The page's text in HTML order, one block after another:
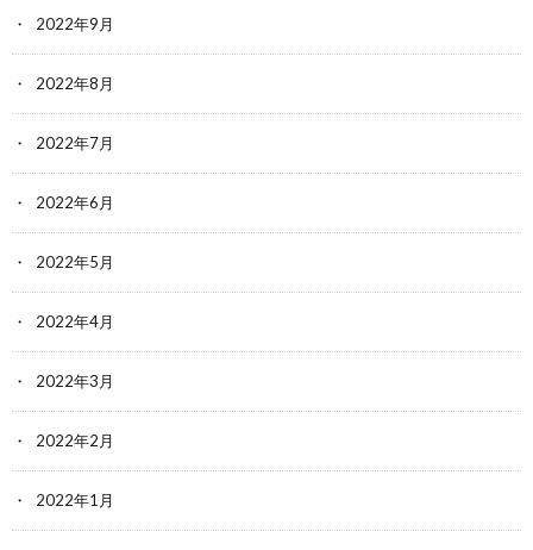
2022年9月
2022年8月
2022年7月
2022年6月
2022年5月
2022年4月
2022年3月
2022年2月
2022年1月